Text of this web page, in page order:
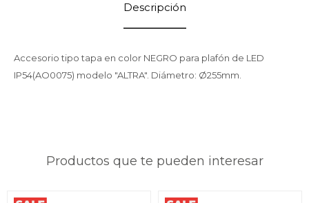
Descripción
Accesorio tipo tapa en color NEGRO para plafón de LED
IP54(AO0075) modelo "ALTRA". Diámetro: Ø255mm.
Productos que te pueden interesar